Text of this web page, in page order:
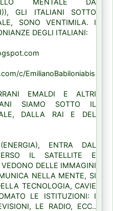
MENTALE DA
GLI ITALIANI SOTTO
SONO VENTIMILA. I
DEGLI ITALIANI:
c/EmilianoBabiloniabis
EMALDI E ALTRI
SIAMO SOTTO IL
DALLA RAI E DEL
ENTRA DAL
IL SATELLITE E
DELLE IMMAGINI
NELLA MENTE, SI
TECNOLOGIA, CAVIE
LE ISTITUZIONI: I
LE RADIO, ECC..